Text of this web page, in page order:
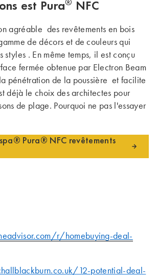
est Pura NFC
agréable des revêtements en bois
de décors et de couleurs qui
styles . En même temps, il est conçu
fermée obtenue par Electron Beam
pénétration de la poussière et facilite
déjà le choix des architectes pour
de plage. Pourquoi ne pas l'essayer
Pura® NFC revêtements
r/homebuying-deal-
12-potential-deal-